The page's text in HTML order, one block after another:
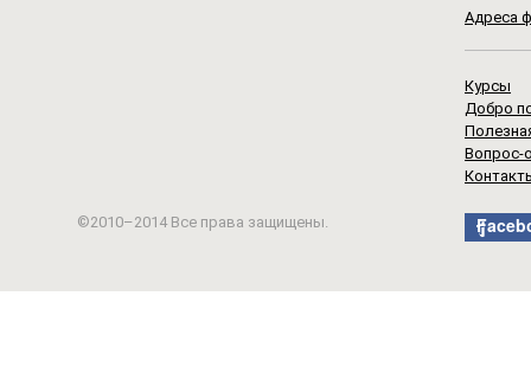
Адреса
Курсы
Добро
Вопрос-
©2010–2014 Все права защищены.